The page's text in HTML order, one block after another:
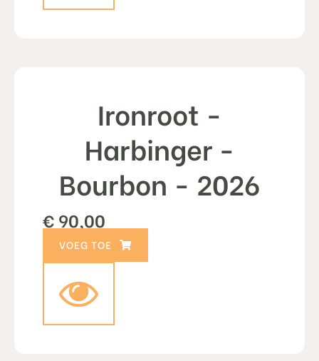
Ironroot -
Harbinger -
Bourbon - 2026
€ 90,00